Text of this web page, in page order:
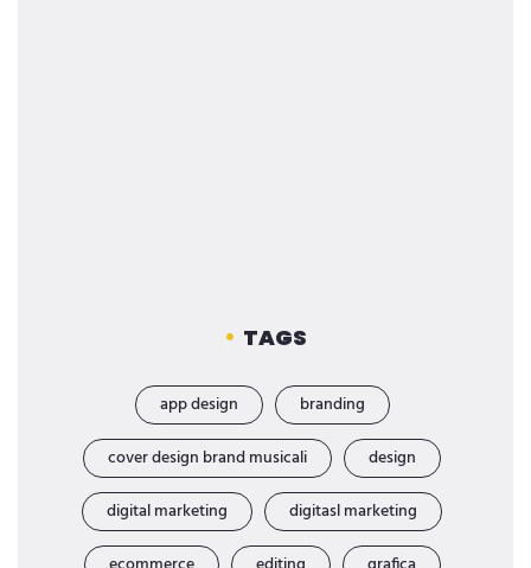
TAGS
app design
branding
cover design brand musicali
design
digital marketing
digitasl marketing